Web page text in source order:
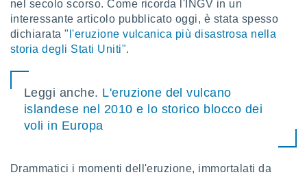
la
web,
dati
nel secolo scorso. Come ricorda l'INGV in un
interessante articolo pubblicato oggi, è stata spesso
dichiarata " l'eruzione vulcanica più disastrosa nella
storia degli Stati Uniti".
Leggi anche. L'eruzione del vulcano
islandese nel 2010 e lo storico blocco dei
voli in Europa
Drammatici i momenti dell'eruzione, immortalati da